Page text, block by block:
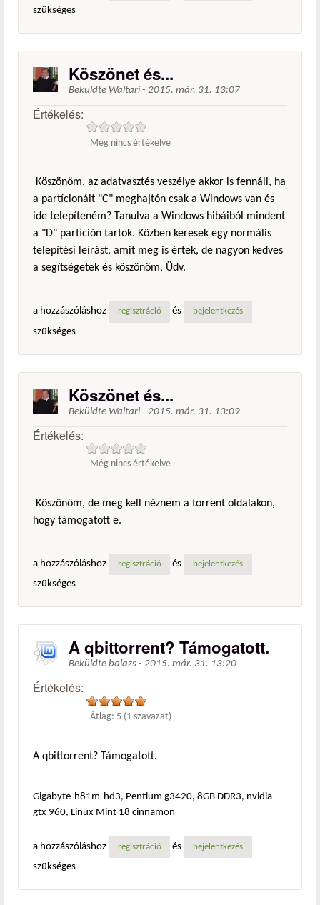
szükséges
Köszönet és...
Beküldte Waltari - 2015. már. 31. 13:07
Értékelés:
Még nincs értékelve
Köszönöm, az adatvasztés veszélye akkor is fennáll, ha
a partícionált "C" meghajtón csak a Windows van és
ide telepíteném? Tanulva a Windows hibáiból mindent
a "D" partíción tartok. Közben keresek egy normális
telepítési leírást, amit meg is értek, de nagyon kedves
a segítségetek és köszönöm, Üdv.
a hozzászóláshoz regisztráció és bejelentkezés
szükséges
Köszönet és...
Beküldte Waltari - 2015. már. 31. 13:09
Értékelés:
Még nincs értékelve
Köszönöm, de meg kell néznem a torrent oldalakon,
hogy támogatott e.
a hozzászóláshoz regisztráció és bejelentkezés
szükséges
A qbittorrent? Támogatott.
Beküldte balazs - 2015. már. 31. 13:20
Értékelés:
Átlag: 5 (1 szavazat)
A qbittorrent? Támogatott.
Gigabyte-h81m-hd3, Pentium g3420, 8GB DDR3, nvidia
gtx 960, Linux Mint 18 cinnamon
a hozzászóláshoz regisztráció és bejelentkezés
szükséges